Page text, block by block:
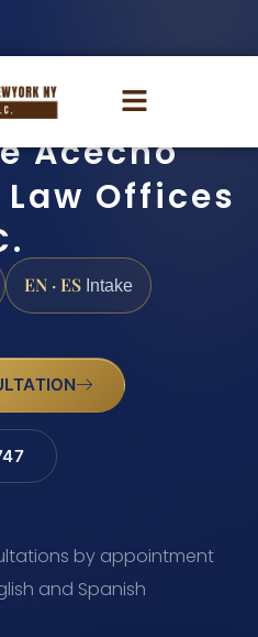
Acecho
Law Offices
EN · ES Intake
by appointment
and Spanish